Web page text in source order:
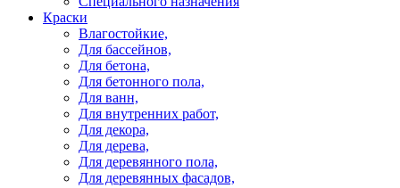
Краски
Влагостойкие,
Для бассейнов,
Для бетона,
Для бетонного пола,
Для ванн,
Для внутренних работ,
Для декора,
Для дерева,
Для деревянного пола,
Для деревянных фасадов,